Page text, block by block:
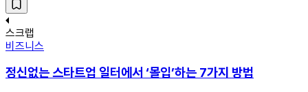
스크랩
비즈니스
정신없는 스타트업 일터에서 ‘몰입’하는 7가지 방법